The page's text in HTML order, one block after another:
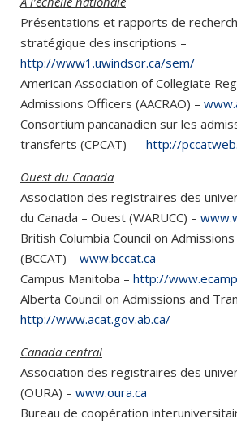
Présentations et rapports de
stratégique des inscriptions –
http://www1.uwindsor.ca/sem/
American Association of Collegiate
Admissions Officers (AACRAO) –
Consortium pancanadien sur les
transferts (CPCAT) – http://
Ouest du Canada
Association des registraires des
du Canada – Ouest (WARUCC) –
British Columbia Council on
(BCCAT) – www.bccat.ca
Campus Manitoba – http://
Alberta Council on Admissions and
http://www.acat.gov.ab.ca/
Canada central
Association des registraires des
(OURA) – www.oura.ca
Bureau de coopération